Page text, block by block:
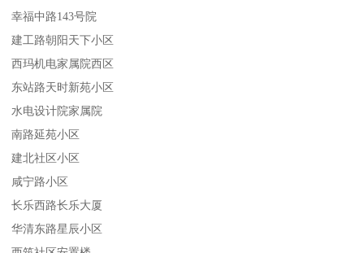
幸福中路143号院
建工路朝阳天下小区
西玛机电家属院西区
东站路天时新苑小区
水电设计院家属院
南路延苑小区
建北社区小区
咸宁路小区
长乐西路长乐大厦
华清东路星辰小区